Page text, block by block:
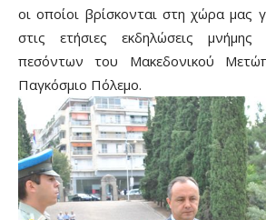
οι οποίοι βρίσκονται στη χώρα μας
στις ετήσιες εκδηλώσεις
πεσόντων του Μακεδονικού
Παγκόσμιο Πόλεμο.